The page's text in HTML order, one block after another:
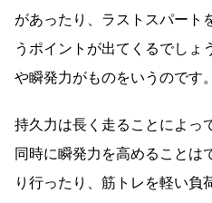
があったり、ラストスパート
うポイントが出てくるでしょ
や瞬発力がものをいうのです。
持久力は長く走ることによっ
同時に瞬発力を高めることは
り行ったり、筋トレを軽い負